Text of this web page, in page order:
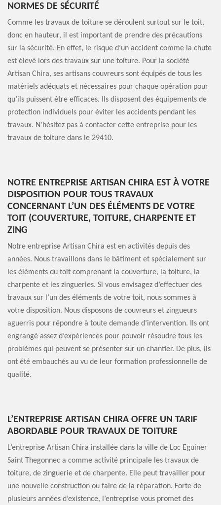
NORMES DE SÉCURITÉ
Comme les travaux de toiture se déroulent surtout sur le toit,
donc en hauteur, il est important de prendre des précautions
sur la sécurité. En effet, le risque d’un accident comme la chute
est élevé lors des travaux sur une toiture. Pour la société
Artisan Chira, ses artisans couvreurs sont équipés de tous les
matériels adéquats et nécessaires pour chaque opération pour
qu’ils puissent être efficaces. Ils disposent des équipements de
protection individuels pour éviter les accidents pendant les
travaux. N’hésitez pas à contacter cette entreprise pour les
travaux de toiture dans le 29410.
NOTRE ENTREPRISE ARTISAN CHIRA EST À VOTRE
DISPOSITION POUR TOUS TRAVAUX
CONCERNANT L’UN DES ÉLÉMENTS DE VOTRE
TOIT (COUVERTURE, TOITURE, CHARPENTE ET
ZING
Notre entreprise Artisan Chira est en activités depuis des
années. Nous travaillons dans le bâtiment et spécialement sur
les éléments du toit comprenant la couverture, la toiture, la
charpente et les zingueries. Si vous envisagez d’effectuer des
travaux sur l’un des éléments de votre toit, nous sommes à
votre disposition. Nous disposons de couvreurs et zingueurs
aguerris pour répondre à toute demande d’intervention. Ils ont
engrangé assez d’expériences pour pouvoir résoudre tous les
problèmes qui peuvent se présenter sur un chantier. De plus, ils
ont été embauchés au vu de leur formation professionnelle de
qualité.
L’ENTREPRISE ARTISAN CHIRA OFFRE UN TARIF
ABORDABLE POUR TRAVAUX DE TOITURE
L’entreprise Artisan Chira installée dans la ville de Loc Eguiner
Saint Thegonnec a comme activité principale les travaux de
toiture, de zinguerie et de charpente. Elle peut travailler pour
une nouvelle construction ou faire de la réparation. Forte de
plusieurs années d’existence, l’entreprise vous promet des